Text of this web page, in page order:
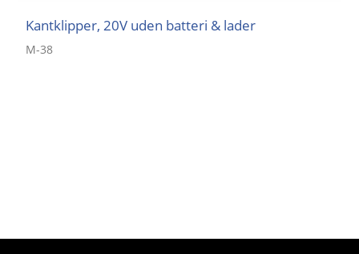
Kantklipper, 20V uden batteri & lader
M-38